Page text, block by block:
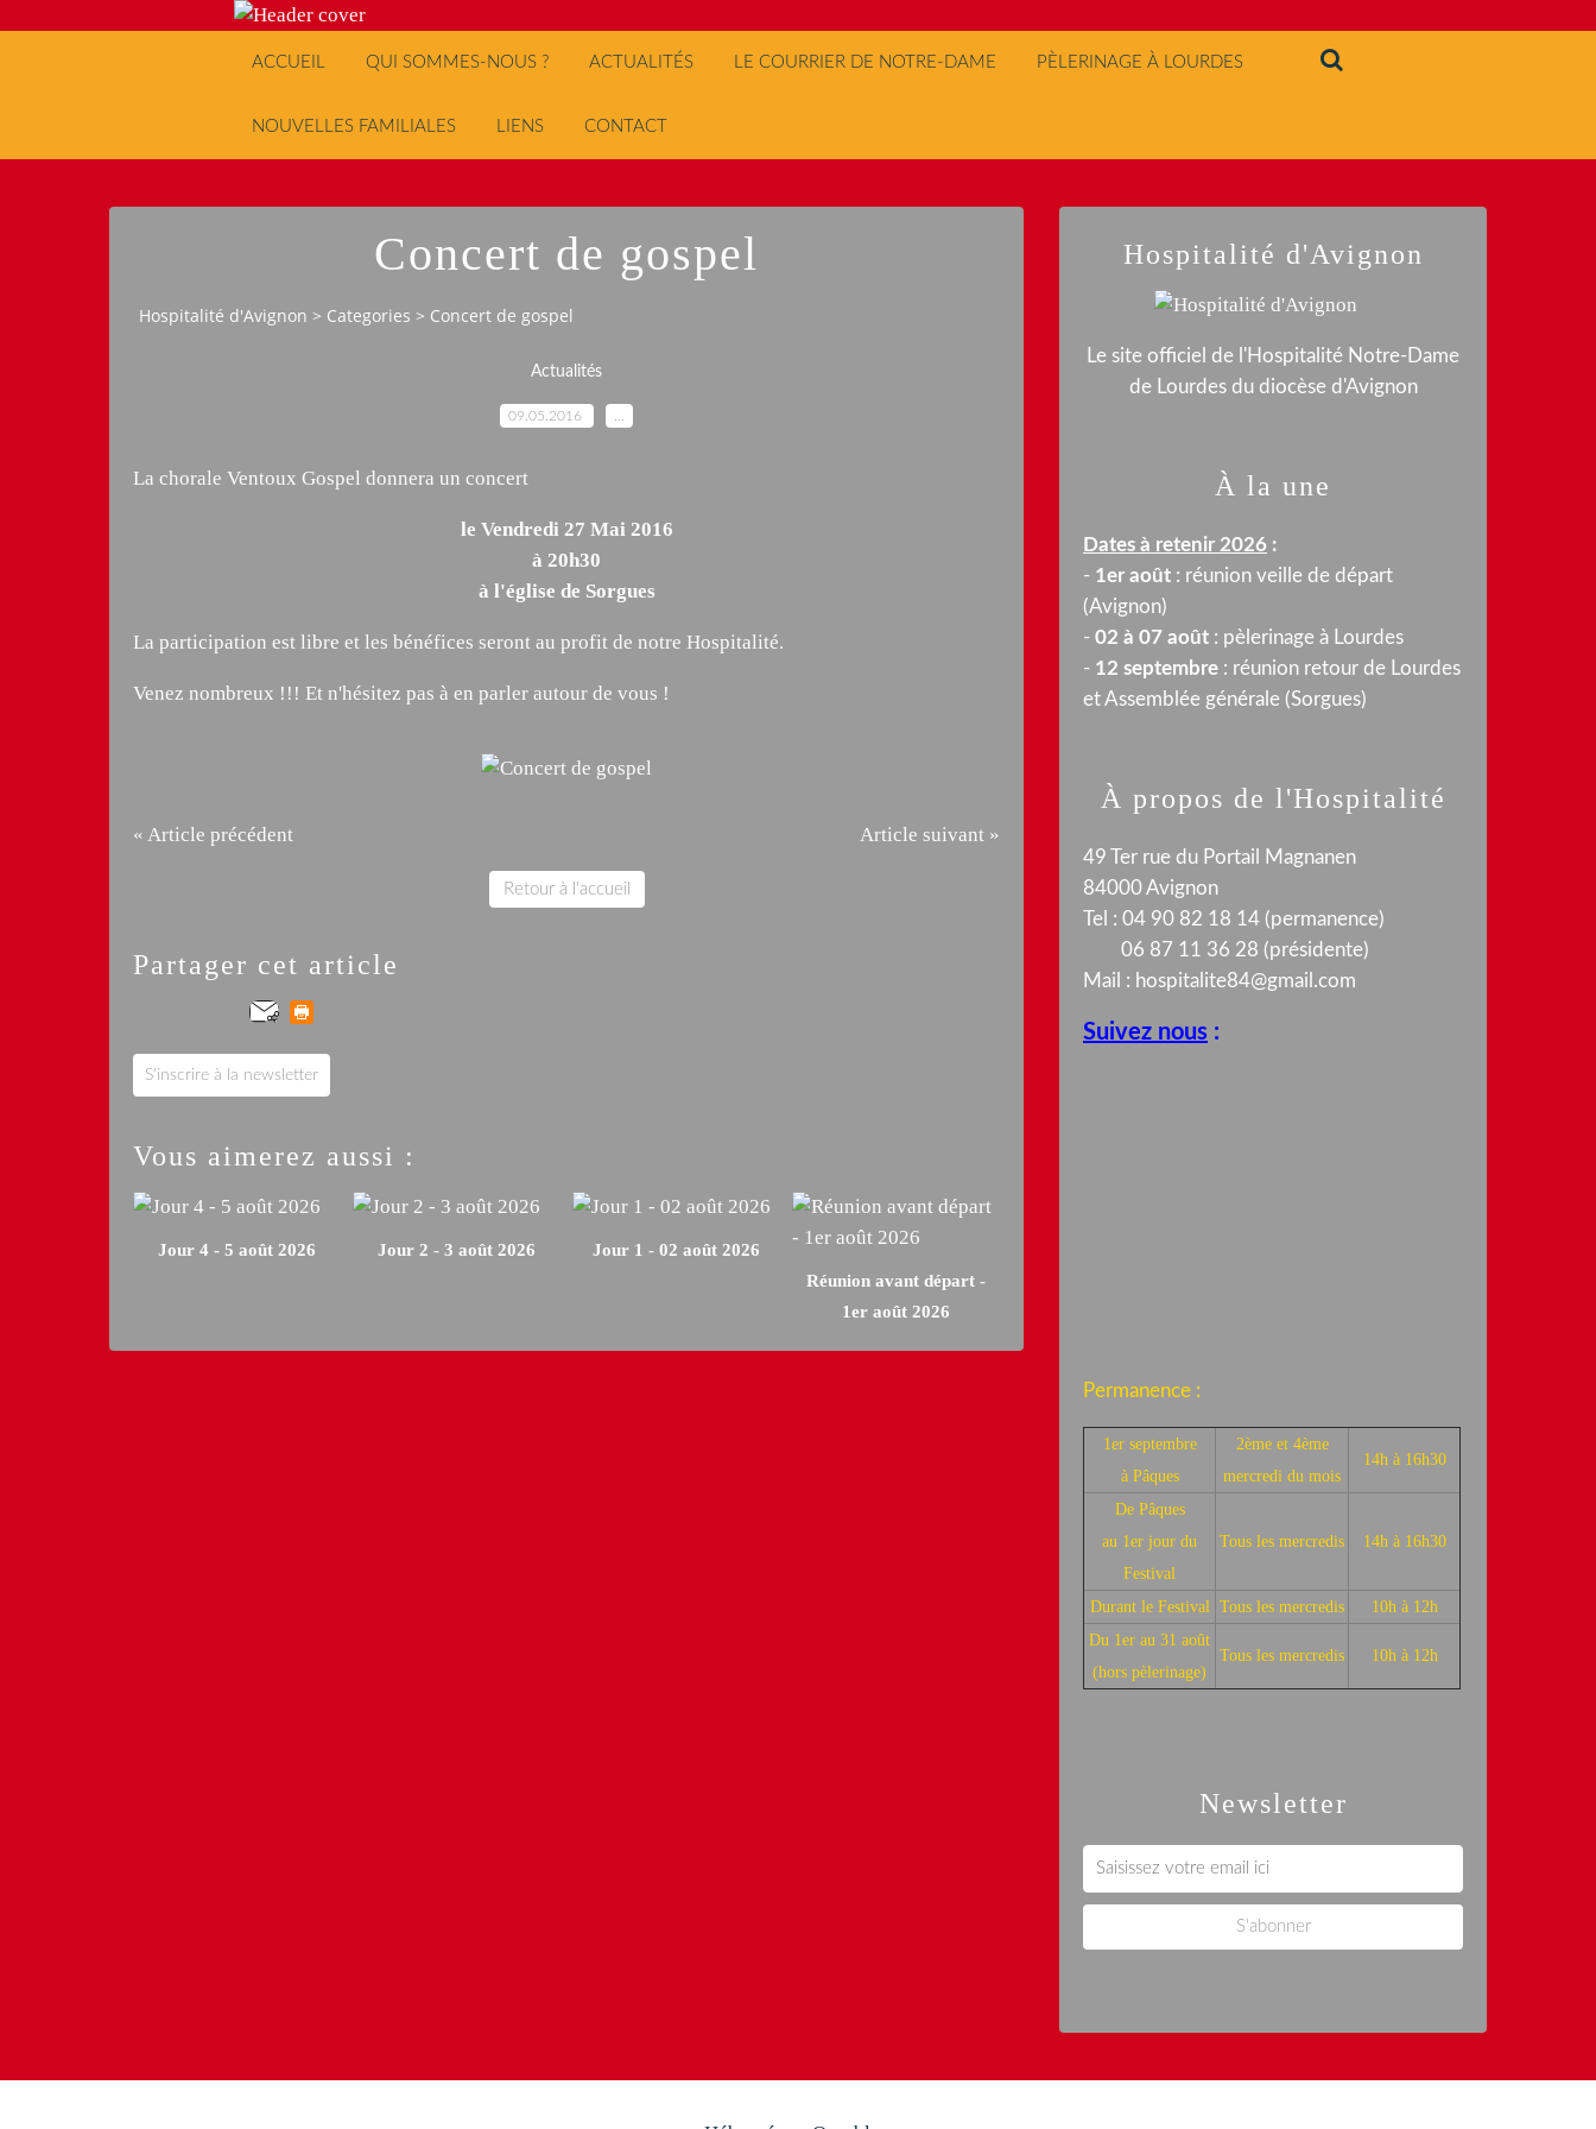
ACCUEIL QUI SOMMES-NOUS ? ACTUALITÉS LE COURRIER DE NOTRE-DAME PÈLERINAGE À LOURDES
NOUVELLES FAMILIALES LIENS CONTACT
Concert de gospel
Hospitalité d'Avignon > Categories > Concert de gospel
Actualités
09.05.2016
La chorale Ventoux Gospel donnera un concert
le Vendredi 27 Mai 2016
à 20h30
à l'église de Sorgues
La participation est libre et les bénéfices seront au profit de notre Hospitalité.
Venez nombreux !!! Et n'hésitez pas à en parler autour de vous !
« Article précédent Article suivant »
Retour à l'accueil
Partager cet article
S'inscrire à la newsletter
Vous aimerez aussi :
Jour 4 - 5 août 2026 Jour 2 - 3 août 2026
Jour 1 - 02 août 2026
Réunion avant départ -
1er août 2026
Newsletter
Hospitalité d'Avignon
Le site officiel de l'Hospitalité Notre-Dame
de Lourdes du diocèse d'Avignon
À propos de l'Hospitalité
49 Ter rue du Portail Magnanen
84000 Avignon
Tel : 04 90 82 18 14 (permanence)
06 87 11 36 28 (présidente)
Mail : hospitalite84@gmail.com
Suivez nous :
Permanence :
1er septembre
à Pâques
2ème et 4ème
mercredi du mois
14h à 16h30
De Pâques
au 1er jour du
Festival
Tous les mercredis 14h à 16h30
Durant le Festival Tous les mercredis
10h à 12h
Du 1er au 31 août
(hors pèlerinage)
Tous les mercredis 10h à 12h
À la une
Dates à retenir 2026 :
- 1er août : réunion veille de départ
(Avignon)
- 02 à 07 août : pèlerinage à Lourdes
- 12 septembre : réunion retour de Lourdes
et Assemblée générale (Sorgues)